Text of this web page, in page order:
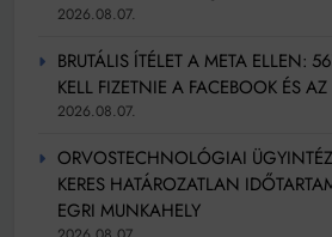
2026.08.07.
BRUTÁLIS ÍTÉLET A META ELLEN:
KELL FIZETNIE A FACEBOOK ÉS
2026.08.07.
ORVOSTECHNOLÓGIAI
KERES HATÁROZATLAN
EGRI MUNKAHELY